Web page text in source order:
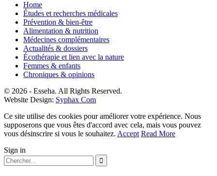
Home
Études et recherches médicales
Prévention & bien-être
Alimentation & nutrition
Médecines complémentaires
Actualités & dossiers
Écothérapie et lien avec la nature
Femmes & enfants
Chroniques & opinions
© 2026 - Esseha. All Rights Reserved.
Website Design: Syphax Com
Ce site utilise des cookies pour améliorer votre expérience. Nous
supposerons que vous êtes d'accord avec cela, mais vous pouvez
vous désinscrire si vous le souhaitez. Accept Read More
Sign in